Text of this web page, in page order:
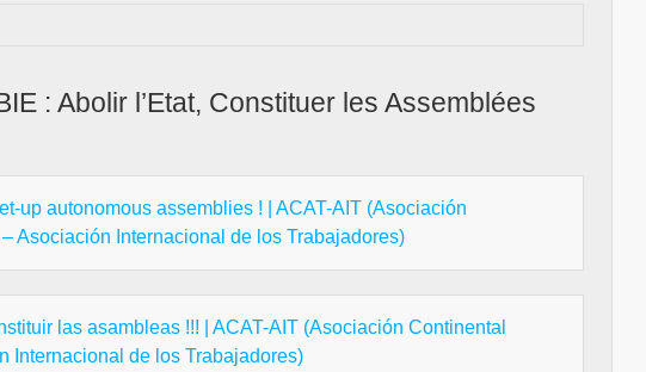
: Abolir l’Etat, Constituer les Assemblées
up autonomous assemblies ! | ACAT-AIT (Asociación
Asociación Internacional de los Trabajadores)
las asambleas !!! | ACAT-AIT (Asociación Continental
Internacional de los Trabajadores)